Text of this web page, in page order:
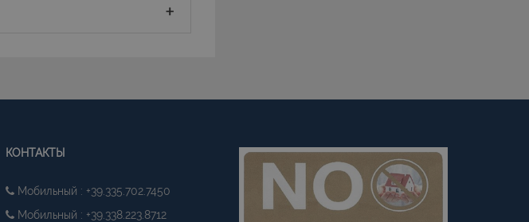
КОНТАКТЫ
Мобильный : +39.335.702.7450
Мобильный : +39.338.223.8712